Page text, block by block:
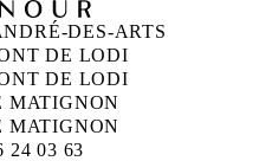
DES-ARTS
DE LODI
DE LODI
MATIGNON
MATIGNON
24 03 63